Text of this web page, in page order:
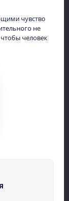
чувство
не
человек